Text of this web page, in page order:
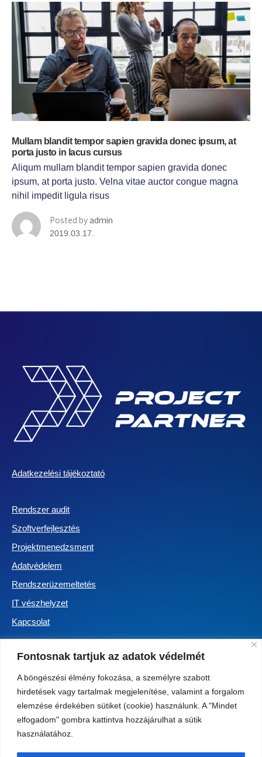
Fontosnak tartjuk az adatok védelmét
A böngészési élmény fokozása, a személyre szabott
hirdetések vagy tartalmak megjelenítése, valamint a forgalom
elemzése érdekében sütiket (cookie) használunk. A "Mindet
elfogadom" gombra kattintva hozzájárulhat a sütik
használatához.
Mullam blandit tempor sapien gravida donec ipsum, at
porta justo in lacus cursus
Aliqum mullam blandit tempor sapien gravida donec
ipsum, at porta justo. Velna vitae auctor congue magna
nihil impedit ligula risus
Posted byadmin
2019.03.17.
Adatkezelési tájékoztató
Rendszer audit
Szoftverfejlesztés
Projektmenedzsment
Adatvédelem
Rendszerüzemeltetés
IT vészhelyzet
Kapcsolat